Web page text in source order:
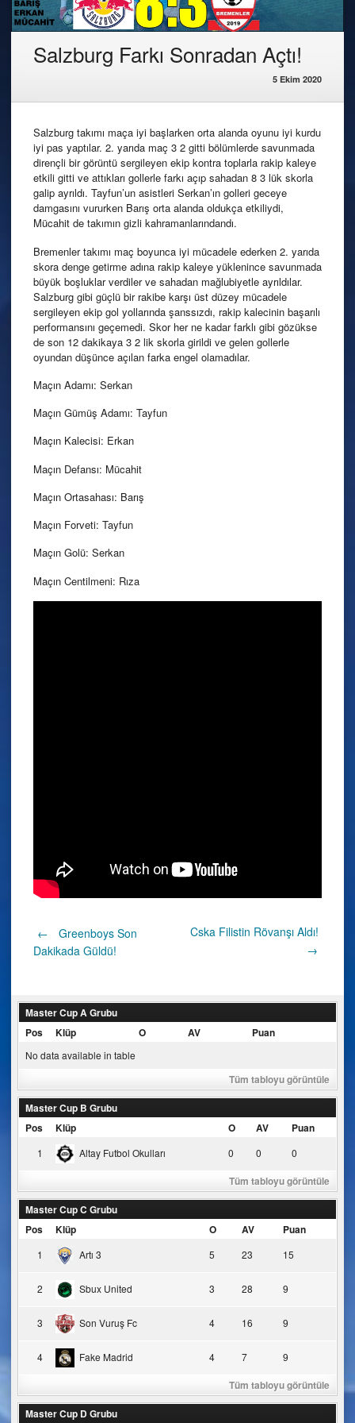
Salzburg Farkı Sonradan Açtı!
5 Ekim 2020
Salzburg takımı maça iyi başlarken orta alanda oyunu iyi kurdu
iyi pas yaptılar. 2. yarıda maç 3 2 gitti bölümlerde savunmada
dirençli bir görüntü sergileyen ekip kontra toplarla rakip kaleye
etkili gitti ve attıkları gollerle farkı açıp sahadan 8 3 lük skorla
galip ayrıldı. Tayfun’un asistleri Serkan’ın golleri geceye
damgasını vururken Barış orta alanda oldukça etkiliydi,
Mücahit de takımın gizli kahramanlarındandı.
Bremenler takımı maç boyunca iyi mücadele ederken 2. yarıda
skora denge getirme adına rakip kaleye yüklenince savunmada
büyük boşluklar verdiler ve sahadan mağlubiyetle ayrıldılar.
Salzburg gibi güçlü bir rakibe karşı üst düzey mücadele
sergileyen ekip gol yollarında şanssızdı, rakip kalecinin başarılı
performansını geçemedi. Skor her ne kadar farklı gibi gözükse
de son 12 dakikaya 3 2 lik skorla girildi ve gelen gollerle
oyundan düşünce açılan farka engel olamadılar.
Maçın Adamı: Serkan
Maçın Gümüş Adamı: Tayfun
Maçın Kalecisi: Erkan
Maçın Defansı: Mücahit
Maçın Ortasahası: Barış
Maçın Forveti: Tayfun
Maçın Golü: Serkan
Maçın Centilmeni: Rıza
Post
←
Greenboys Son
Dakikada Güldü!
Cska Filistin Rövanşı Aldı!
→
Master Cup A Grubu
Pos
Klüp O AV Puan
No data available in table
Tüm tabloyu görüntüle
Master Cup B Grubu
Pos
Klüp O AV Puan
1 Altay Futbol Okulları 0 0 0
Tüm tabloyu görüntüle
Master Cup C Grubu
Pos
Klüp O AV Puan
1 Artı 3 5 23 15
2 Sbux United 3 28 9
3 Son Vuruş Fc 4 16 9
4 Fake Madrid 4 7 9
Tüm tabloyu görüntüle
Master Cup D Grubu